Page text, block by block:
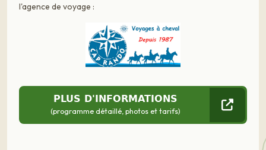
l'agence de voyage :
PLUS D'INFORMATIONS
(programme détaillé, photos et tarifs)